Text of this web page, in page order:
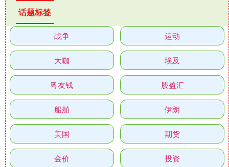
话题标签
战争 运动
大咖 埃及
粤友钱 股盈汇
船舶 伊朗
美国 期货
金价 投资